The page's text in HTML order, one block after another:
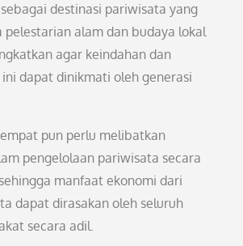
destinasi pariwisata yang
pelestarian alam dan budaya lokal
agar keindahan dan
dapat dinikmati oleh generasi
pun perlu melibatkan
pengelolaan pariwisata secara
manfaat ekonomi dari
dapat dirasakan oleh seluruh
secara adil.